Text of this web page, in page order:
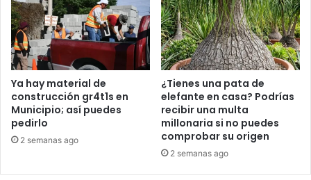
Ya hay material de
construcción gr4t1s en
Municipio; así puedes
pedirlo
2 semanas ago
¿Tienes una pata de
elefante en casa? Podrías
recibir una multa
millonaria si no puedes
comprobar su origen
2 semanas ago